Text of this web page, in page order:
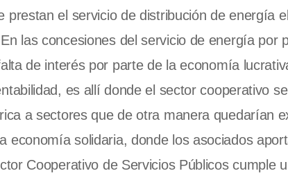
prestan el servicio de distribución de energía
las concesiones del servicio de energía por
de interés por parte de la economía
es allí donde el sector cooperativo
a sectores que de otra manera quedarían
economía solidaria, donde los asociados
Cooperativo de Servicios Públicos cumple